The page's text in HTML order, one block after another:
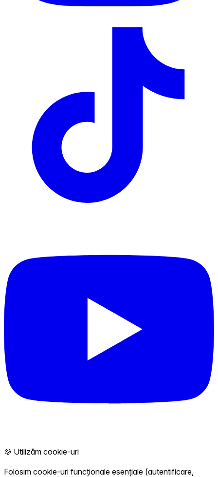
🍪 Utilizăm cookie-uri
Folosim cookie-uri funcționale esențiale (autentificare,